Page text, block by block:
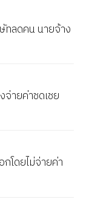
ทลดคน นายจ้าง
ายค่าชดเชย
โดยไม่จ่ายค่า